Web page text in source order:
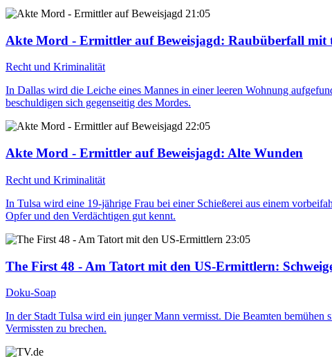
21:05
Akte Mord - Ermittler auf Beweisjagd: Raubüberfall mit
Recht und Kriminalität
In Dallas wird die Leiche eines Mannes in einer leeren Wohnung
beschuldigen sich gegenseitig des Mordes.
22:05
Akte Mord - Ermittler auf Beweisjagd: Alte Wunden
Recht und Kriminalität
In Tulsa wird eine 19-jährige Frau bei einer Schießerei aus einem
Opfer und den Verdächtigen gut kennt.
23:05
The First 48 - Am Tatort mit den US-Ermittlern:
Doku-Soap
In der Stadt Tulsa wird ein junger Mann vermisst. Die Beamten
Vermissten zu brechen.